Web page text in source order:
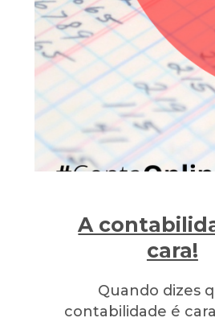
A
cara!
Quando dizes
contabilidade é